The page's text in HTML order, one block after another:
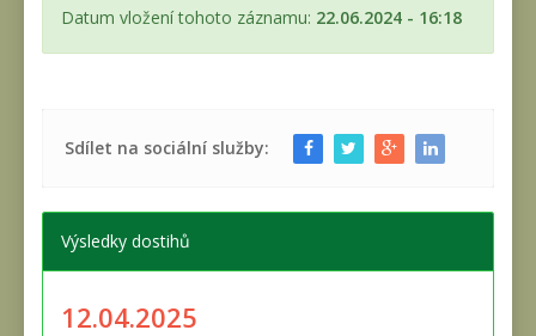
Datum vložení tohoto záznamu: 22.06.2024 - 16:18
Sdílet na sociální služby:
Výsledky dostihů
12.04.2025